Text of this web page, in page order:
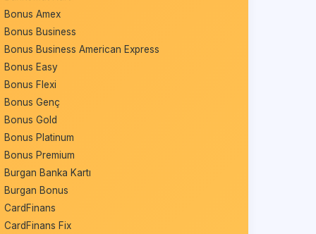
Bonus Amex
Bonus Business
Bonus Business American Express
Bonus Easy
Bonus Flexi
Bonus Genç
Bonus Gold
Bonus Platinum
Bonus Premium
Burgan Banka Kartı
Burgan Bonus
CardFinans
CardFinans Fix